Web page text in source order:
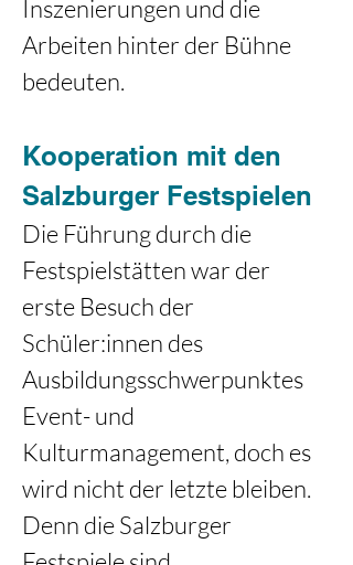
Inszenierungen und die
Arbeiten hinter der Bühne
bedeuten.
Kooperation mit den
Salzburger Festspielen
Die Führung durch die
Festspielstätten war der
erste Besuch der
Schüler:innen des
Ausbildungsschwerpunktes
Event- und
Kulturmanagement, doch es
wird nicht der letzte bleiben.
Denn die Salzburger